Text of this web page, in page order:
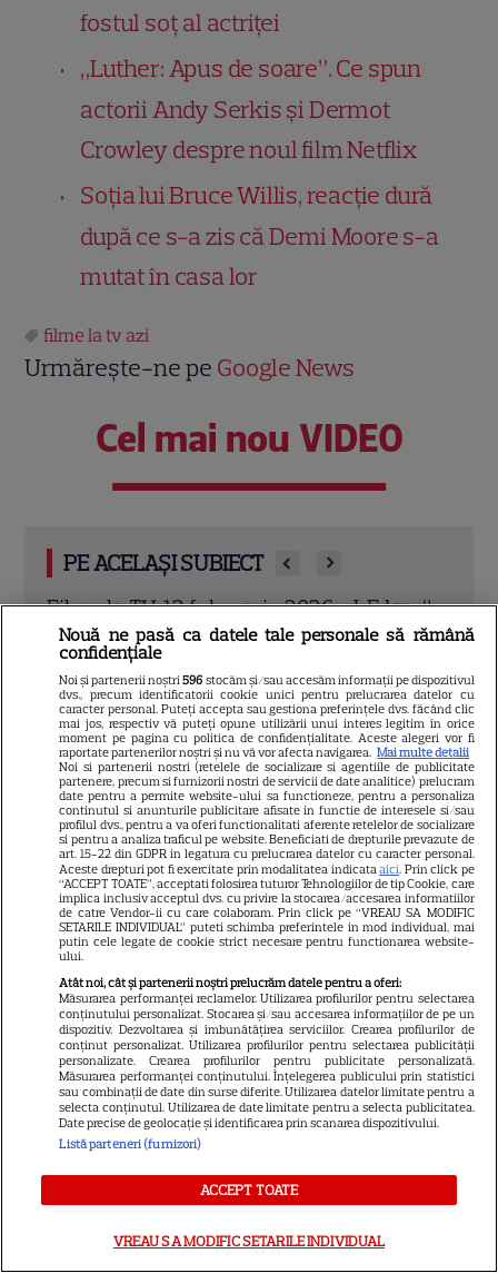
fostul soț al actriței
„Luther: Apus de soare”. Ce spun
actorii Andy Serkis și Dermot
Crowley despre noul film Netflix
Soția lui Bruce Willis, reacție dură
după ce s-a zis că Demi Moore s-a
mutat în casa lor
filme la tv azi
Urmărește-ne pe Google News
Cel mai nou VIDEO
PE ACELAȘI SUBIECT
Filme la TV, 12 februarie 2026. „J. Edgar”
cu Leonardo DiCaprio și „Jack Ryan” cu
Chris Pine
Citește mai multe
I
Actorii turci ai
momentului
Halit Ergenç s-a lansat în
afaceri la Londra: Actorul din
„Suleyman Magnificul” a
deschis o rețea de plăcintării
turcești
SERIALE TURCEŞTI
Demet Özdemir, vedeta din
„Fata din vis”, are o poveste
Nouă ne pasă ca datele tale personale să rămână
confidențiale
Noi și partenerii noștri596 stocăm și/sau accesăm informații pe dispozitivul
dvs., precum identificatorii cookie unici pentru prelucrarea datelor cu
caracter personal. Puteți accepta sau gestiona preferințele dvs. făcând clic
mai jos, respectiv vă puteți opune utilizării unui interes legitim în orice
moment pe pagina cu politica de confidențialitate. Aceste alegeri vor fi
raportate partenerilor noștri și nu vă vor afecta navigarea. Mai multe detalii
Noi si partenerii nostri (retelele de socializare si agentiile de publicitate
partenere, precum si furnizorii nostri de servicii de date analitice) prelucram
date pentru a permite website-ului sa functioneze, pentru a personaliza
continutul si anunturile publicitare afisate in functie de interesele si/sau
profilul dvs., pentru a va oferi functionalitati aferente retelelor de socializare
si pentru a analiza traficul pe website. Beneficiati de drepturile prevazute de
art. 15-22 din GDPR in legatura cu prelucrarea datelor cu caracter personal.
Aceste drepturi pot fi exercitate prin modalitatea indicataaici. Prin click pe
“ACCEPT TOATE”, acceptati folosirea tuturor Tehnologiilor de tip Cookie, care
implica inclusiv acceptul dvs. cu privire la stocarea/accesarea informatiilor
de catre Vendor-ii cu care colaboram. Prin click pe “VREAU SA MODIFIC
SETARILE INDIVIDUAL” puteti schimba preferintele in mod individual, mai
putin cele legate de cookie strict necesare pentru functionarea website-
ului.
Atât noi, cât și partenerii noștri prelucrăm datele pentru a oferi:
Măsurarea performanței reclamelor. Utilizarea profilurilor pentru selectarea
conținutului personalizat. Stocarea și/sau accesarea informațiilor de pe un
dispozitiv. Dezvoltarea și îmbunătățirea serviciilor. Crearea profilurilor de
conținut personalizat. Utilizarea profilurilor pentru selectarea publicității
personalizate. Crearea profilurilor pentru publicitate personalizată.
Măsurarea performanței conținutului. Înțelegerea publicului prin statistici
sau combinații de date din surse diferite. Utilizarea datelor limitate pentru a
selecta conținutul. Utilizarea de date limitate pentru a selecta publicitatea.
Date precise de geolocație și identificarea prin scanarea dispozitivului.
Listă parteneri (furnizori)
ACCEPT TOATE
VREAU SA MODIFIC SETARILE INDIVIDUAL